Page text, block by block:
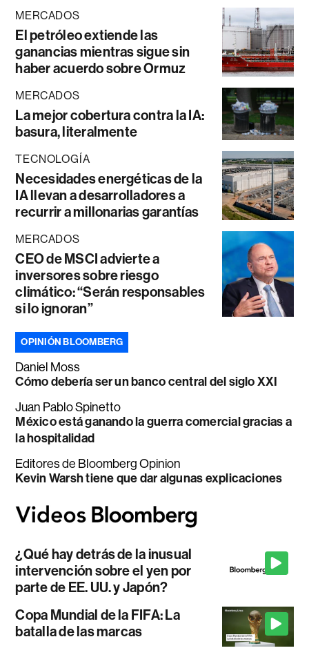
MERCADOS
El petróleo extiende las
ganancias mientras sigue sin
haber acuerdo sobre Ormuz
MERCADOS
La mejor cobertura contra la IA:
basura, literalmente
TECNOLOGÍA
Necesidades energéticas de la
IA llevan a desarrolladores a
recurrir a millonarias garantías
MERCADOS
CEO de MSCI advierte a
inversores sobre riesgo
climático: “Serán responsables
si lo ignoran”
OPINIÓN BLOOMBERG
Daniel Moss
Cómo debería ser un banco central del siglo XXI
Juan Pablo Spinetto
México está ganando la guerra comercial gracias a
la hospitalidad
Editores de Bloomberg Opinion
Kevin Warsh tiene que dar algunas explicaciones
¿Qué hay detrás de la inusual
intervención sobre el yen por
parte de EE. UU. y Japón?
Copa Mundial de la FIFA: La
batalla de las marcas